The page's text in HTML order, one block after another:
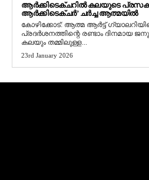
ആർക്കിടെക്ചറിൽ കലയുടെ
ആർക്കിടെക്ചർ’ ചർച്ച ആത്മയിൽ
​കോഴിക്കോട്: ആത്മ ആർട്ട്
പ്രദർശനത്തിന്റെ രണ്ടാം ദിനമായ
കലയും തമ്മിലുള്ള...
23rd January 2026